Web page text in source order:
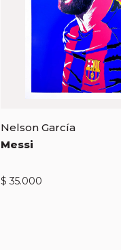
Nelson García
Messi
$ 35.000